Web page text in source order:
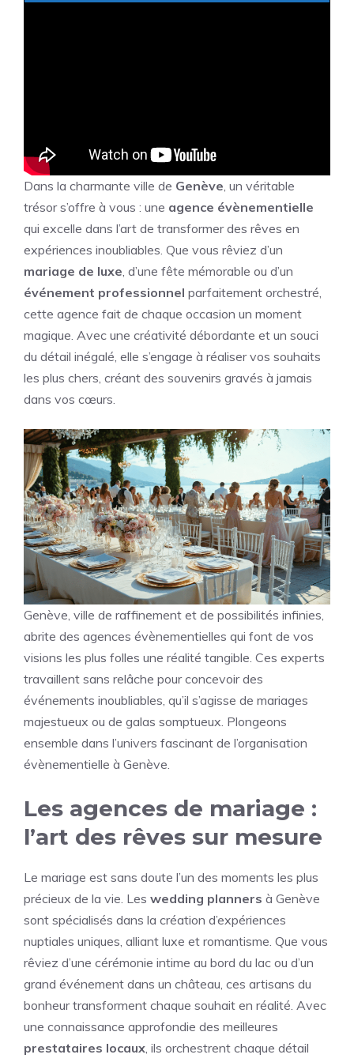
Dans la charmante ville de Genève, un véritable
trésor s’offre à vous : une agence évènementielle
qui excelle dans l’art de transformer des rêves en
expériences inoubliables. Que vous rêviez d’un
mariage de luxe, d’une fête mémorable ou d’un
événement professionnel parfaitement orchestré,
cette agence fait de chaque occasion un moment
magique. Avec une créativité débordante et un souci
du détail inégalé, elle s’engage à réaliser vos souhaits
les plus chers, créant des souvenirs gravés à jamais
dans vos cœurs.
Genève, ville de raffinement et de possibilités infinies,
abrite des agences évènementielles qui font de vos
visions les plus folles une réalité tangible. Ces experts
travaillent sans relâche pour concevoir des
événements inoubliables, qu’il s’agisse de mariages
majestueux ou de galas somptueux. Plongeons
ensemble dans l’univers fascinant de l’organisation
évènementielle à Genève.
Les agences de mariage :
l’art des rêves sur mesure
Le mariage est sans doute l’un des moments les plus
précieux de la vie. Les wedding planners à Genève
sont spécialisés dans la création d’expériences
nuptiales uniques, alliant luxe et romantisme. Que vous
rêviez d’une cérémonie intime au bord du lac ou d’un
grand événement dans un château, ces artisans du
bonheur transforment chaque souhait en réalité. Avec
une connaissance approfondie des meilleures
prestataires locaux, ils orchestrent chaque détail